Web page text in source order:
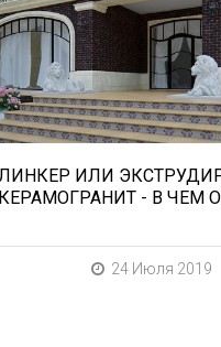
угловые) для
крыльца, фасадную
материалы
экстерьерной отделки
ИЛИ
КЕРАМОГРАНИТ - В ЧЕМ
24 Июля 2019